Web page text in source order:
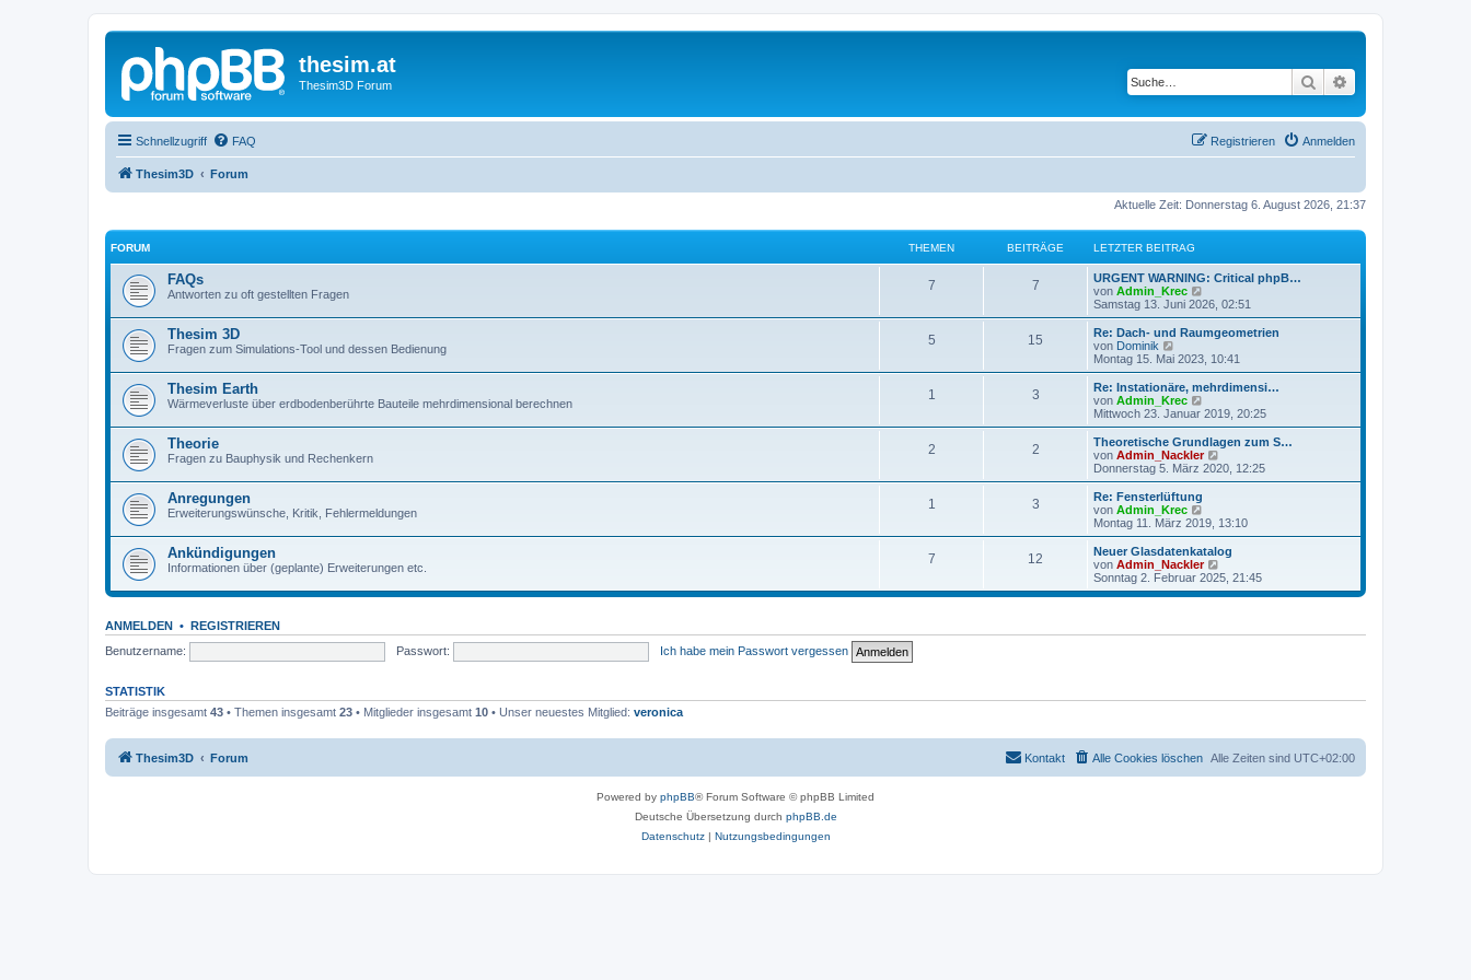
thesim.at
Thesim3D Forum Suche
Schnellzugriff FAQ Anmelden
Registrieren
Thesim3D Forum
Aktuelle Zeit: Donnerstag 6. August 2026, 21:37
FORUM THEMEN BEITRÄGE LETZTER BEITRAG
FAQs
Antworten zu oft gestellten Fragen
7 7
URGENT WARNING: Critical phpB…
von Admin_Krec
e
u
e
t
e
B
e
i
r
a
g
Samstag 13. Juni 2026, 02:51
Thesim 3D
Fragen zum Simulations-Tool und dessen Bedienung
5 15
Re: Dach- und Raumgeometrien
von Dominik
e
u
e
s
t
r
B
e
i
r
a
g
Montag 15. Mai 2023, 10:41
Thesim Earth
Wärmeverluste über erdbodenberührte Bauteile mehrdimensional berechnen
1 3
Re: Instationäre, mehrdimensi…
von Admin_Krec
e
u
e
s
t
e
i
r
a
g
Mittwoch 23. Januar 2019, 20:25
Theorie
Fragen zu Bauphysik und Rechenkern
2 2
Theoretische Grundlagen zum S…
von Admin_Nackler
e
u
t
B
e
i
t
g
Donnerstag 5. März 2020, 12:25
Anregungen
Erweiterungswünsche, Kritik, Fehlermeldungen
1 3
Re: Fensterlüftung
von Admin_Krec
e
u
e
s
t
r
i
Montag 11. März 2019, 13:10
Ankündigungen
Informationen über (geplante) Erweiterungen etc.
7 12
Neuer Glasdatenkatalog
von Admin_Nackler
e
u
Sonntag 2. Februar 2025, 21:45
ANMELDEN • REGISTRIEREN
Benutzername:
Passwort: Ich habe mein Passwort vergessen
STATISTIK
Beiträge insgesamt 43 • Themen insgesamt 23 • Mitglieder insgesamt 10 • Unser neuestes Mitglied: veronica
Thesim3D Forum Alle Zeiten sind UTC+02:00
Alle Cookies löschen
Kontakt
Powered by phpBB® Forum Software © phpBB Limited
Deutsche Übersetzung durch phpBB.de
Datenschutz| Nutzungsbedingungen